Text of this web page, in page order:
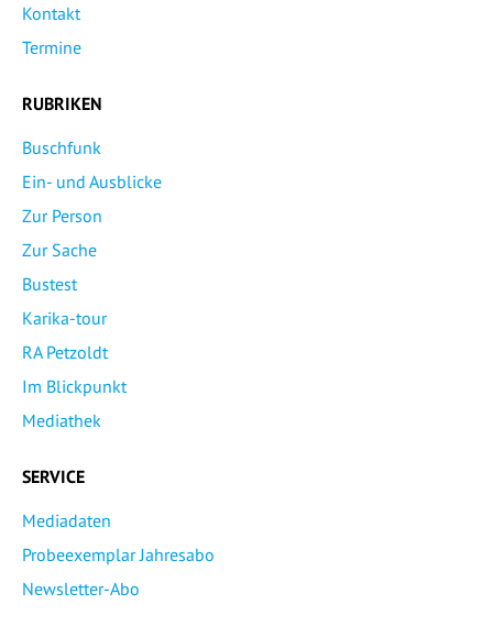
Kontakt
Termine
RUBRIKEN
Buschfunk
Ein- und Ausblicke
Zur Person
Zur Sache
Bustest
Karika-tour
RA Petzoldt
Im Blickpunkt
Mediathek
SERVICE
Mediadaten
Probeexemplar Jahresabo
Newsletter-Abo